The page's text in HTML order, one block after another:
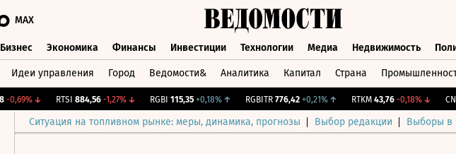
MAX
Бизнес Экономика Финансы Инвестиции Технологии Медиа Недвижимость
Идеи управления Город Ведомости& Аналитика Капитал Страна
-0,69%↓ RTSI 884,56 -1,27%↓ RGBI 115,35 +0,18%↑ RGBITR 776,42 +0,21%↑ RTKM 43,76 -0,18%↓
Ситуация на топливном рынке: меры, динамика, прогнозы Выбор редакции Выборы в